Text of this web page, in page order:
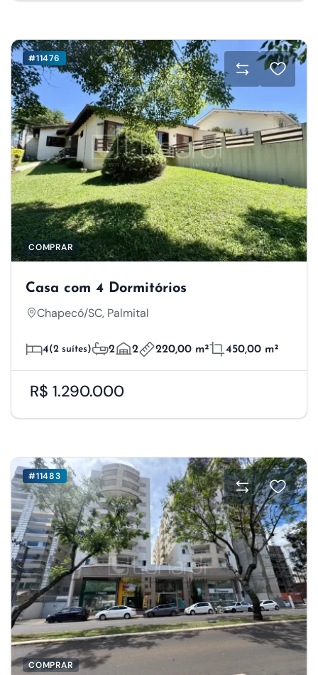
#11476
COMPRAR
Casa com 4 Dormitórios
Chapecó/SC, Palmital
4(2 suítes) 2 2 220,00 m² 450,00 m²
R$ 1.290.000
#11483
COMPRAR